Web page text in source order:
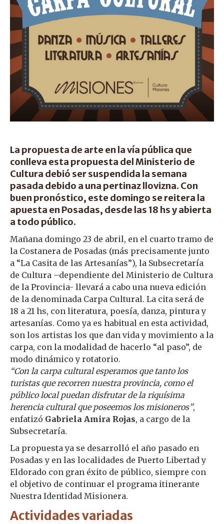
La propuesta de arte en la vía pública que
conlleva esta propuesta del Ministerio de
Cultura debió ser suspendida la semana
pasada debido a una pertinaz llovizna. Con
buen pronóstico, este domingo se reitera la
apuesta en Posadas, desde las 18 hs y abierta
a todo público.
Mañana domingo 23 de abril, en el cuarto tramo de
la Costanera de Posadas (más precisamente junto
a “La Casita de las Artesanías”), la Subsecretaría
de Cultura –dependiente del Ministerio de Cultura
de la Provincia- llevará a cabo una nueva edición
de la denominada Carpa Cultural. La cita será de
18 a 21 hs, con literatura, poesía, danza, pintura y
artesanías. Como ya es habitual en esta actividad,
son los artistas los que dan vida y movimiento a la
carpa, con la modalidad de hacerlo “al paso”, de
modo dinámico y rotatorio.
“Con la carpa cultural esperamos que tanto los
turistas que recorren nuestra provincia, como el
público local puedan disfrutar de la riquísima
herencia cultural que poseemos los misioneros”,
enfatizó Gabriela Amira Rojas, a cargo de la
Subsecretaría.
La propuesta ya se desarrolló el año pasado en
Posadas y en las localidades de Puerto Libertad y
Eldorado con gran éxito de público, siempre con
el objetivo de continuar el programa itinerante
Nuestra Identidad Misionera.
Actividades variadas